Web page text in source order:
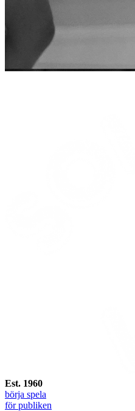
Est. 1960
börja spela
för publiken